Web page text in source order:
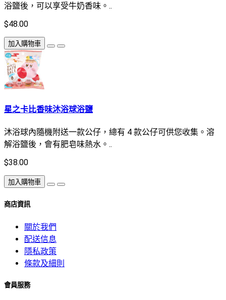
浴鹽後，可以享受牛奶香味。..
$48.00
加入購物車
星之卡比香味沐浴球浴鹽
沐浴球內隨機附送一款公仔，總有 4 款公仔可供您收集。溶
解浴鹽後，會有肥皂味熱水。..
$38.00
加入購物車
商店資訊
關於我們
配送信息
隱私政策
條款及細則
會員服務